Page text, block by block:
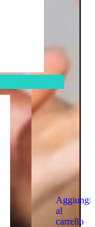
Aggiungi
al
carrello